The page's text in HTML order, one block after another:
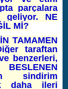
parçalara
geliyor. NE
Mİ?
TAMAMEN
taraftan
benzerleri,
sindirim
daha ileri